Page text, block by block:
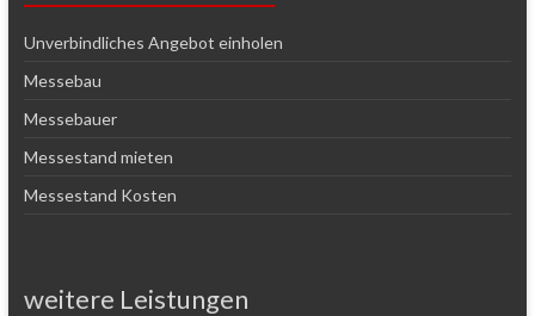
Unverbindliches Angebot einholen
Messebau
Messebauer
Messestand mieten
Messestand Kosten
weitere Leistungen